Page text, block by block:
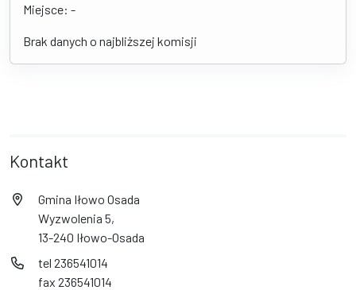
Miejsce: -
Brak danych o najbliższej komisji
Kontakt
Gmina Iłowo Osada
Wyzwolenia 5,
13-240 Iłowo-Osada
tel 236541014
fax 236541014